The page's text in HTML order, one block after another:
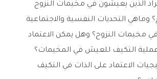
الذين يعيشون في مخيمات النزوح
وماهي التحديات النفسية والاجتماعية
مخيمات النزوح؟ وهل يمكن الاعتماد
التكيف للعيش في المخيمات؟
الاعتماد على الذات في التكيف